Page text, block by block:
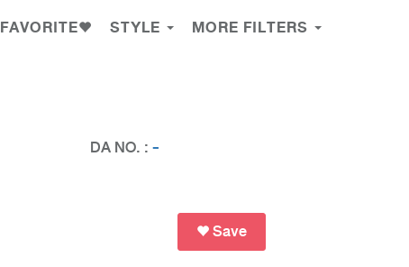
FAVORITE STYLE MORE FILTERS
DA NO. :-
Save